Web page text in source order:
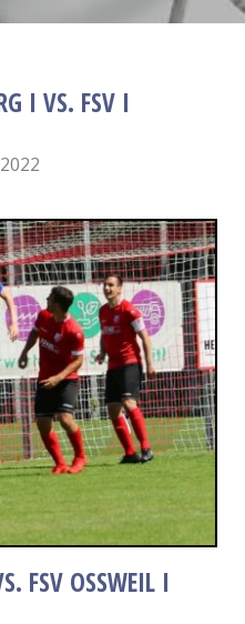
I VS. FSV I
FSV OSSWEIL I